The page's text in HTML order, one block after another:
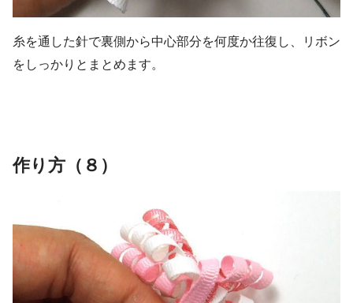
糸を通した針で裏側から中心部分を何度か往復し、リボン
をしっかりとまとめます。
作り方（８）